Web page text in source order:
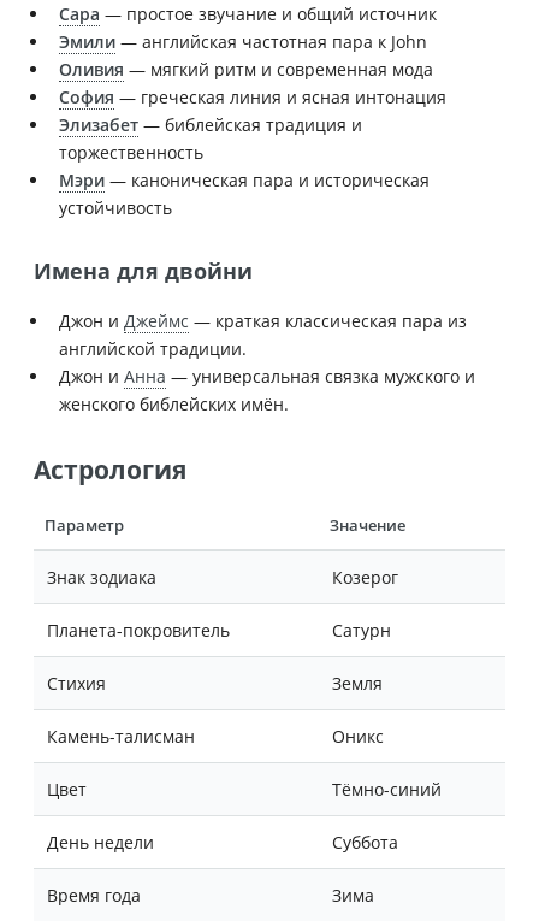
Сара — простое звучание и общий источник
Эмили — английская частотная пара к John
Оливия — мягкий ритм и современная мода
София — греческая линия и ясная интонация
Элизабет — библейская традиция и
торжественность
Мэри — каноническая пара и историческая
устойчивость
Имена для двойни
Джон и Джеймс — краткая классическая пара из
английской традиции.
Джон и Анна — универсальная связка мужского и
женского библейских имён.
Астрология
Параметр Значение
Знак зодиака Козерог
Планета-покровитель Сатурн
Стихия Земля
Камень-талисман Оникс
Цвет Тёмно-синий
День недели Суббота
Время года Зима